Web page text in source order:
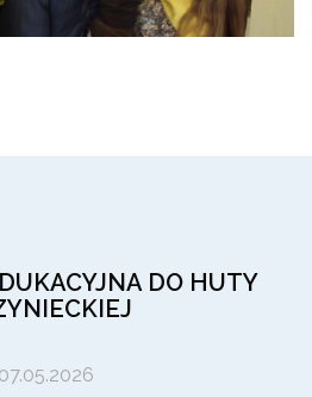
DO HUTY
07.05.2026